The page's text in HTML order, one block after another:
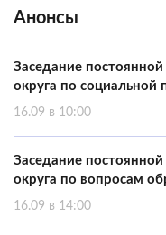
Анонсы
Заседание
округа по социальной
16.09 в 10:00
Заседание
округа по вопросам
16.09 в 14:00